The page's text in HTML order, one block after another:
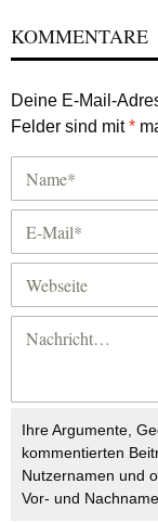
KOMMENTARE
Deine E-Mail-
Felder sind mit*
Ihre Argumente,
kommentierten
Nutzernamen und
Vor- und